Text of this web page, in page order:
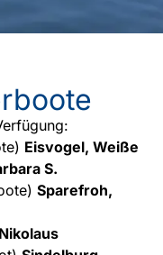
Eisvogel, Weiße
S.
Sparefroh,
Nikolaus